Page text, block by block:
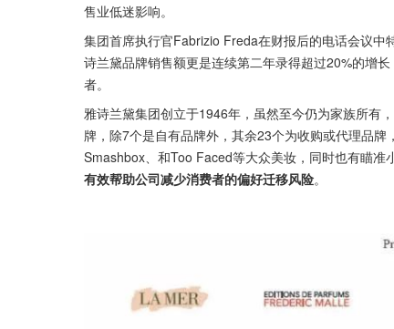
售业低迷影响。
集团首席执行官Fabrizio Freda在财报后的电话会议
诗兰黛品牌销售额更是连续第二年录得超过20%的增
者。
雅诗兰黛集团创立于1946年，虽然至今仍为家族所有
牌，除7个是自有品牌外，其余23个为收购或代理品
Smashbox、和Too Faced等大众美妆，同时也有瞄准
有效帮助公司减少消费者的偏好迁移风险。